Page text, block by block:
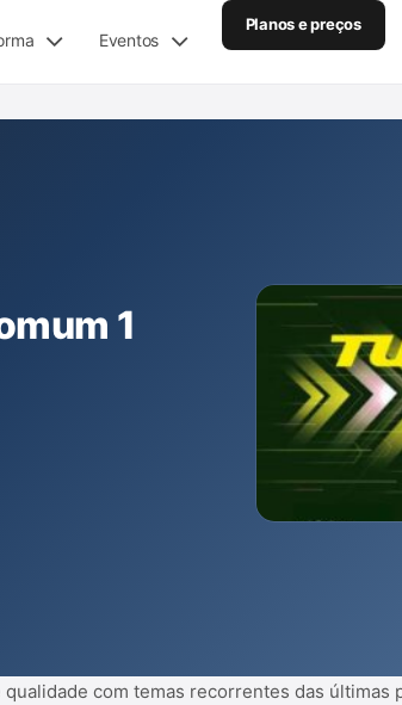
Eventos
Planos e preços
1
com temas recorrentes das últimas